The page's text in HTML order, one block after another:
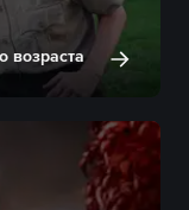
возраста